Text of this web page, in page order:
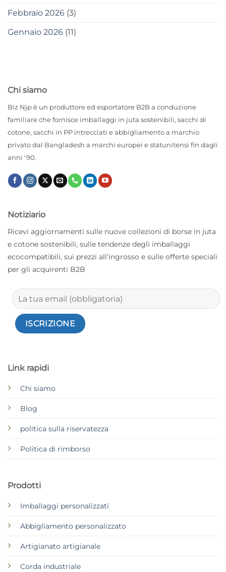
Febbraio 2026 (3)
Gennaio 2026 (11)
Chi siamo
Biz Njp è un produttore ed esportatore B2B a conduzione
familiare che fornisce imballaggi in juta sostenibili, sacchi di
cotone, sacchi in PP intrecciati e abbigliamento a marchio
privato dal Bangladesh a marchi europei e statunitensi fin dagli
anni '90.
Link rapidi
Chi siamo
Blog
politica sulla riservatezza
Politica di rimborso
Prodotti
Imballaggi personalizzati
Abbigliamento personalizzato
Artigianato artigianale
Corda industriale
Notiziario
Ricevi aggiornamenti sulle nuove collezioni di borse in juta
e cotone sostenibili, sulle tendenze degli imballaggi
ecocompatibili, sui prezzi all'ingrosso e sulle offerte speciali
per gli acquirenti B2B